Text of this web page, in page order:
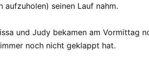
aufzuholen) seinen Lauf nahm.
und Judy bekamen am Vormittag
noch nicht geklappt hat.